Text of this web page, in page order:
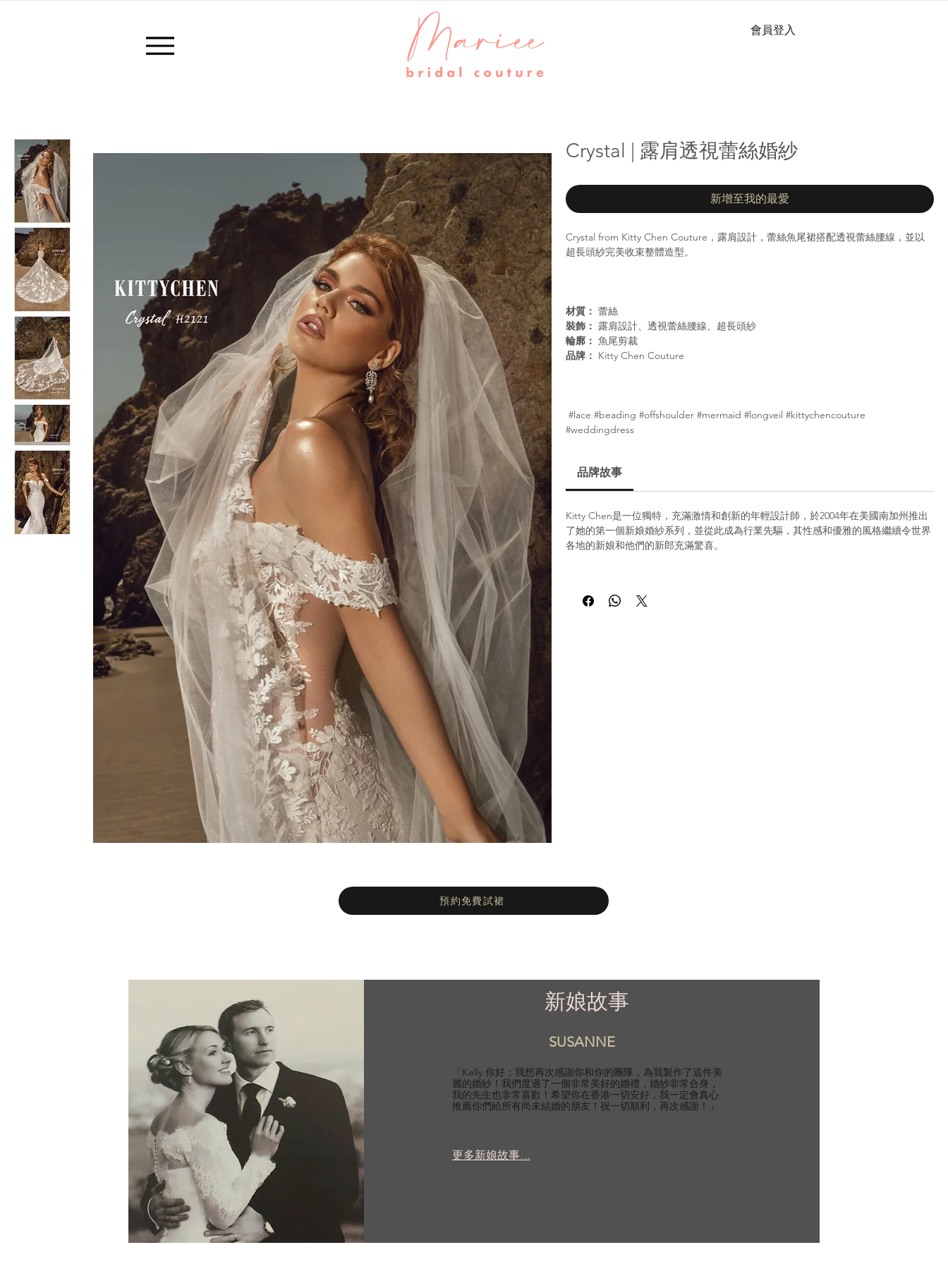
會員登入
Crystal | 露肩透視蕾絲婚紗
新增至我的最愛
Crystal from Kitty Chen Couture，露肩設計，蕾絲魚尾裙搭配透視蕾絲腰線，並以
超長頭紗完美收束整體造型。
材質： 蕾絲
裝飾： 露肩設計、透視蕾絲腰線、超長頭紗
輪廓： 魚尾剪裁
品牌： Kitty Chen Couture
#lace #beading #offshoulder #mermaid #longveil #kittychencouture
#weddingdress
品牌故事
Kitty Chen是一位獨特，充滿激情和創新的年輕設計師，於2004年在美國南加州推出
了她的第一個新娘婚紗系列，並從此成為行業先驅，其性感和優雅的風格繼續令世界
各地的新娘和他們的新郎充滿驚喜。
預約免費試裙
新娘故事
SUSANNE
「Kelly 你好：我想再次感謝你和你的團隊，為我製作了這件美
麗的婚紗！我們度過了一個非常美好的婚禮，婚紗非常合身，
我的先生也非常喜歡！希望你在香港一切安好，我一定會真心
推薦你們給所有尚未結婚的朋友！祝一切順利，再次感謝！」
更多新娘故事...